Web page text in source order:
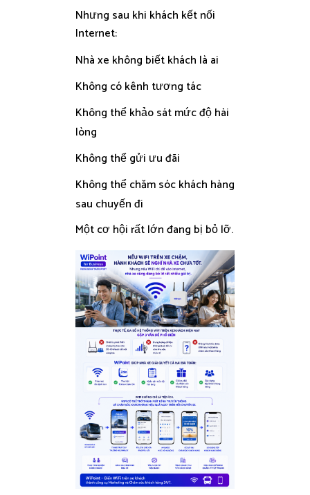
Nhưng sau khi khách kết nối
Internet:
Nhà xe không biết khách là ai
Không có kênh tương tác
Không thể khảo sát mức độ hài
lòng
Không thể gửi ưu đãi
Không thể chăm sóc khách hàng
sau chuyến đi
Một cơ hội rất lớn đang bị bỏ lỡ.